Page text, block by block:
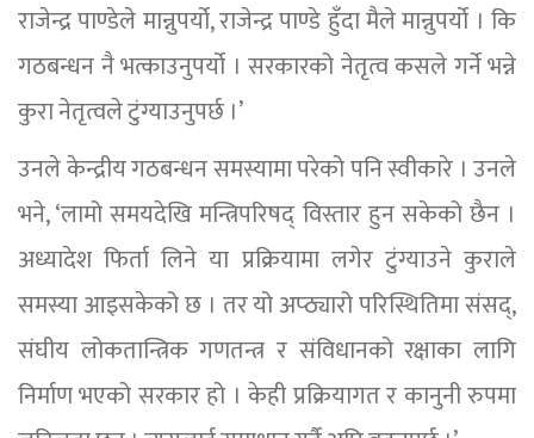
राजेन्द्र पाण्डेले मान्नुपर्यो, राजेन्द्र पाण्डे हुँदा मैले मान्नुपर्यो । कि
गठबन्धन नै भत्काउनुपर्यो । सरकारको नेतृत्व कसले गर्ने भन्ने
कुरा नेतृत्वले टुंग्याउनुपर्छ ।’
उनले केन्द्रीय गठबन्धन समस्यामा परेको पनि स्वीकारे । उनले
भने, ‘लामो समयदेखि मन्त्रिपरिषद् विस्तार हुन सकेको छैन ।
अध्यादेश फिर्ता लिने या प्रक्रियामा लगेर टुंग्याउने कुराले
समस्या आइसकेको छ । तर यो अप्ठ्यारो परिस्थितिमा संसद्,
संघीय लोकतान्त्रिक गणतन्त्र र संविधानको रक्षाका लागि
निर्माण भएको सरकार हो । केही प्रक्रियागत र कानुनी रुपमा